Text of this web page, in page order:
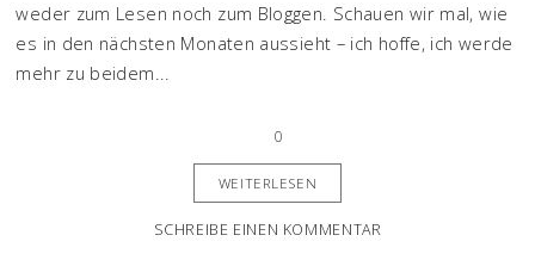
weder zum Lesen noch zum Bloggen. Schauen wir mal, wie
es in den nächsten Monaten aussieht – ich hoffe, ich werde
mehr zu beidem...
0
WEITERLESEN
SCHREIBE EINEN KOMMENTAR